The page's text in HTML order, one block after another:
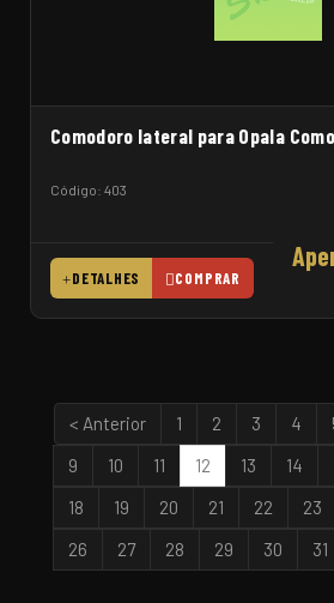
Comodoro lateral para Opala
Código: 403
DETALHES COMPRAR
< Anterior 1 2 3 4
9
10 11 12 13 14
18
19 20 21 22 23
26
27 28 29 30 31